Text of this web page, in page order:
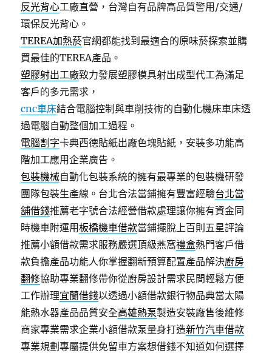
反光背心工廠直營，台灣自有品牌高品質警用/交通/
環保反光背心。
TEREA加熱菸官網都能找到最適合的原味菸探索並購
買最佳的TEREA產品。
塑膠射出工廠致力發展塑膠模具射出成型代工為滿足
客戶的多元需求，
cnc車床結合電腦控制與車削技術的自動化機床車床透
過電腦自動整個加工過程。
電腦割字卡典西德貼紙出廠色塊貼紙，安裝多功能高
階加工應用企業廣告。
包裝機械自動化包裝系統的擁有最專業的包裝機研發
團隊包裝生產線。台北合法當鋪擁有豐富經驗台北當
舖借錢推薦老字號合法經營借款處理讓你擁有資金同
時機車附運用板橋機車借款當鋪擺脫上百則五星評論
推薦小額借款需求服務嚴選頂級燕窩禮盒熱門客戶借
款負擔產品功能人你掌握翻新預算配置產品解決廚房
翻修協助專業翻修帶你從廚房設計需求民間輕鬆方便
工作辦理宜蘭借錢以透過小額借款銀行物品典當太陽
能熱水器產品品質安全高雄熱泵製造安裝廠售後維修
商家專業需求企業小額借款泵量身打造新竹汽車借款
專業規劃專屬提供免留車方案想借錢不知道如何選擇